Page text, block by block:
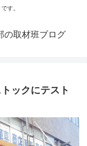
す。
の取材班ブログ
ックにテスト